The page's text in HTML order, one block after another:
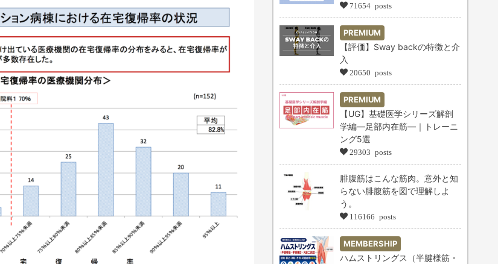
71654 posts
PREMIUM
【評価】Sway backの特徴と介
入
20650 posts
PREMIUM
【UG】基礎医学シリーズ解剖
学編―足部内在筋―｜トレーニ
ング5選
29303 posts
腓腹筋はこんな筋肉。意外と知
らない腓腹筋を図で理解しよ
う。
116166 posts
MEMBERSHIP
ハムストリングス（半腱様筋・